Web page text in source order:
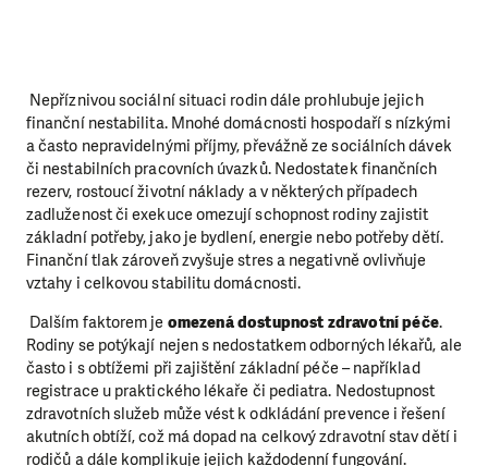
Nepříznivou sociální situaci rodin dále prohlubuje jejich
finanční nestabilita. Mnohé domácnosti hospodaří s nízkými
a často nepravidelnými příjmy, převážně ze sociálních dávek
či nestabilních pracovních úvazků. Nedostatek finančních
rezerv, rostoucí životní náklady a v některých případech
zadluženost či exekuce omezují schopnost rodiny zajistit
základní potřeby, jako je bydlení, energie nebo potřeby dětí.
Finanční tlak zároveň zvyšuje stres a negativně ovlivňuje
vztahy i celkovou stabilitu domácnosti.
Dalším faktorem je omezená dostupnost zdravotní péče.
Rodiny se potýkají nejen s nedostatkem odborných lékařů, ale
často i s obtížemi při zajištění základní péče – například
registrace u praktického lékaře či pediatra. Nedostupnost
zdravotních služeb může vést k odkládání prevence i řešení
akutních obtíží, což má dopad na celkový zdravotní stav dětí i
rodičů a dále komplikuje jejich každodenní fungování.